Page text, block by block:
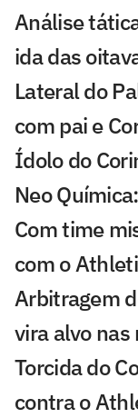
Análise
ida das
Lateral do
com pai e
Ídolo do
Neo
Com time
com o
Arbitragem
vira alvo nas
Torcida do
contra o